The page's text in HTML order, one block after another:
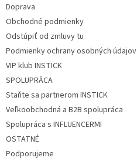
Doprava
Obchodné podmienky
Odstúpiť od zmluvy tu
Podmienky ochrany osobných údajov
VIP klub INSTICK
SPOLUPRÁCA
Staňte sa partnerom INSTICK
Veľkoobchodná a B2B spolupráca
Spolupráca s INFLUENCERMI
OSTATNÉ
Podporujeme